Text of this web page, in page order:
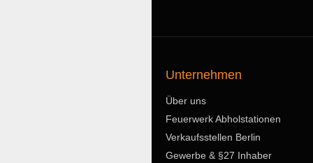
Unternehmen
Über uns
Feuerwerk Abholstationen
Verkaufsstellen Berlin
Gewerbe & §27 Inhaber